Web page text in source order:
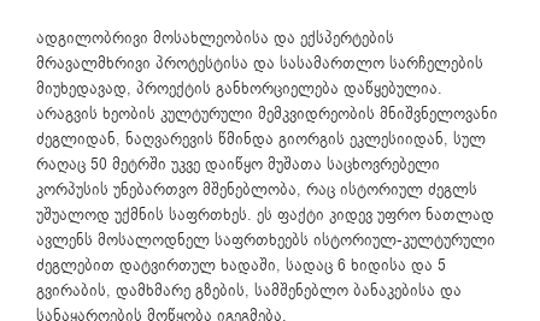
ადგილობრივი მოსახლეობისა და ექსპერტების
მრავალმხრივი პროტესტისა და სასამართლო სარჩელების
მიუხედავად, პროექტის განხორციელება დაწყებულია.
არაგვის ხეობის კულტურული მემკვიდრეობის მნიშვნელოვანი
ძეგლიდან, ნაღვარევის წმინდა გიორგის ეკლესიიდან, სულ
რაღაც 50 მეტრში უკვე დაიწყო მუშათა საცხოვრებელი
კორპუსის უნებართვო მშენებლობა, რაც ისტორიულ ძეგლს
უშუალოდ უქმნის საფრთხეს. ეს ფაქტი კიდევ უფრო ნათლად
ავლენს მოსალოდნელ საფრთხეებს ისტორიულ-კულტურული
ძეგლებით დატვირთულ ხადაში, სადაც 6 ხიდისა და 5
გვირაბის, დამხმარე გზების, სამშენებლო ბანაკებისა და
სანაყაროების მოწყობა იგეგმება.